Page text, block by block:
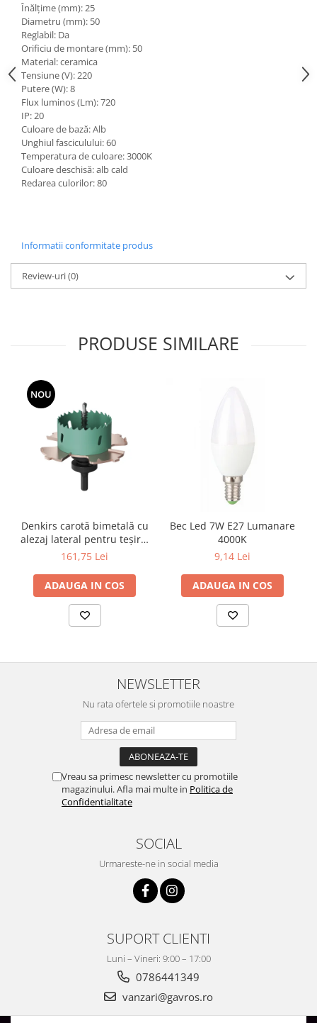
Gama Palmyie Viko
Aparataj Clasic
Gama Legrand Niloe
Panasonic Arkedia Slim
Aparataj Modular
Bticino Living NOW
Bticino AXOLUTE AIR
Gama Gewiss System
Gama Matix Bticino
Legrand Mosaic
Incara Legrand
Iluminat Interior
Aplice - Plafoniere
Lampi de Birou
Lustre
Iluminat Scari/Trepte
Iluminat baie
Becuri și surse LED
Sine magnetice
Iluminat Exterior
Proiectoare LED
Aplice de Exterior
Lampi de Gradina
Spoturi Exterior Incastrabile
Lampi Solare
Controlere și senzori LED
Surse de Alimentare si Accesorii
Profile Aluminiu pentru Banda LED
Iluminat Industrial
Corpuri Liniare LED Industriale
Corp Iluminat Led Highbay
Stalpi Octogonali Galvanizati
Plafoniere cu ventilator integrat
Înălțime (mm): 25
Diametru (mm): 50
Reglabil: Da
Orificiu de montare (mm): 50
Material: ceramica
Tensiune (V): 220
Putere (W): 8
Flux luminos (Lm): 720
IP: 20
Culoare de bază: Alb
Unghiul fasciculului: 60
Temperatura de culoare: 3000K
Culoare deschisă: alb cald
Redarea culorilor: 80
Informatii conformitate produs
Review-uri(0)
PRODUSE SIMILARE
NOU
Denkirs carotă bimetală cu
alezaj lateral pentru teșire,
70×115 mm
161,75 Lei
ADAUGA IN COS
Bec Led 7W E27 Lumanare
4000K
9,14 Lei
ADAUGA IN COS
NEWSLETTER
Nu rata ofertele si promotiile noastre
Vreau sa primesc newsletter cu promotiile
magazinului. Afla mai multe in Politica de
Confidentialitate
SOCIAL
Urmareste-ne in social media
SUPORT CLIENTI
Luni – Vineri: 9:00 – 17:00
0786441349
vanzari@gavros.ro